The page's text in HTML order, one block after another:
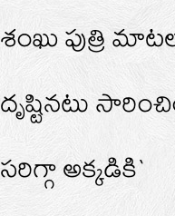
శంఖు పుత్రి
దృష్టినటు
సరిగ్గా అక్కడికి`